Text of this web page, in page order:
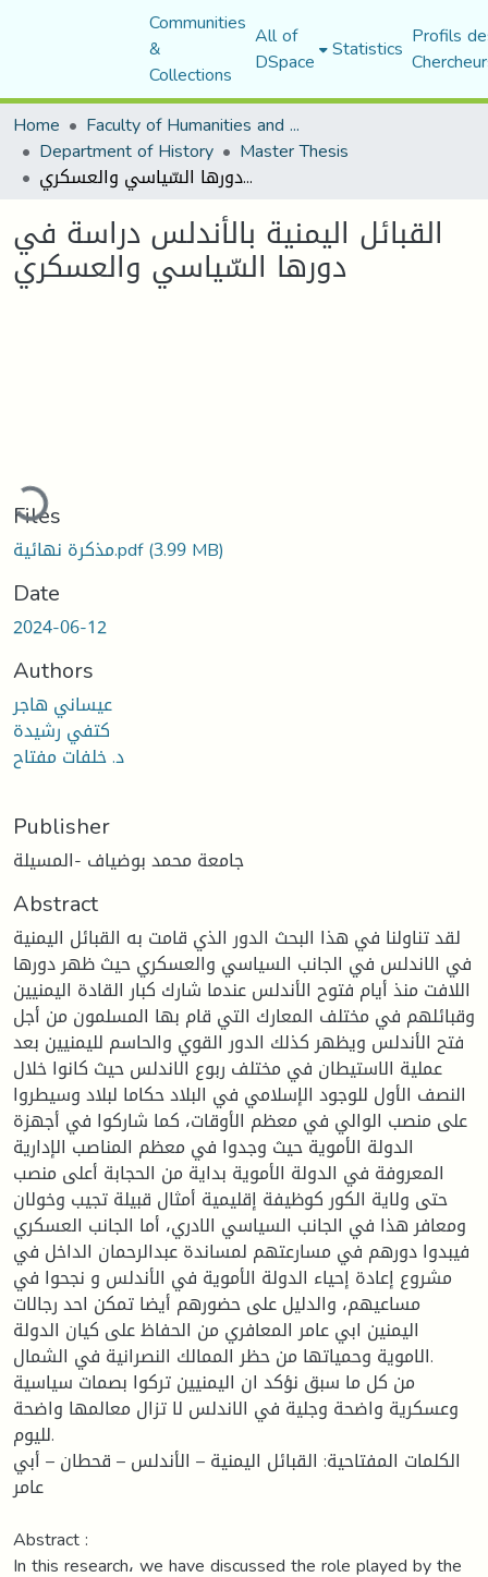
Communities
&
Collections
All of
DSpace Statistics Profils
Home
Faculty of Humanities and Social Sciences
Department of History Master Thesis
القبائل اليمنية بالأندلس دراسة في دورها السّياسي والعسكري
القبائل اليمنية بالأندلس دراسة في
دورها السّياسي والعسكري
Loading...
Files
مذكرة نهائية.pdf(3.99 MB)
Date
2024-06-12
Authors
عيساني هاجر
كتفي رشيدة
د. خلفات مفتاح
Publisher
جامعة محمد بوضياف -المسيلة
Abstract
لقد تناولنا في هذا البحث الدور الذي قامت به القبائل اليمنية
في الاندلس في الجانب السياسي والعسكري حيث ظهر دورها
اللافت منذ أيام فتوح الأندلس عندما شارك كبار القادة اليمنيين
وقبائلهم في مختلف المعارك التي قام بها المسلمون من أجل
فتح الأندلس ويظهر كذلك الدور القوي والحاسم لليمنيين بعد
عملية الاستيطان في مختلف ربوع الاندلس حيث كانوا خلال
النصف الأول للوجود الإسلامي في البلاد حكاما لبلاد وسيطروا
على منصب الوالي في معظم الأوقات، كما شاركوا في أجهزة
الدولة الأموية حيث وجدوا في معظم المناصب الإدارية
المعروفة في الدولة الأموية بداية من الحجابة أعلى منصب
حتى ولاية الكور كوظيفة إقليمية أمثال قبيلة تجيب وخولان
ومعافر هذا في الجانب السياسي الادري، أما الجانب العسكري
فيبدوا دورهم في مسارعتهم لمساندة عبدالرحمان الداخل في
مشروع إعادة إحياء الدولة الأموية في الأندلس و نجحوا في
مساعيهم، والدليل على حضورهم أيضا تمكن احد رجالات
اليمنين ابي عامر المعافري من الحفاظ على كيان الدولة
الاموية وحمياتها من حظر الممالك النصرانية في الشمال.
من كل ما سبق نؤكد ان اليمنيين تركوا بصمات سياسية
وعسكرية واضحة وجلية في الاندلس لا تزال معالمها واضحة
لليوم.
الكلمات المفتاحية: القبائل اليمنية – الأندلس – قحطان – أبي
عامر
Abstract :
In this research، we have discussed the role played by the